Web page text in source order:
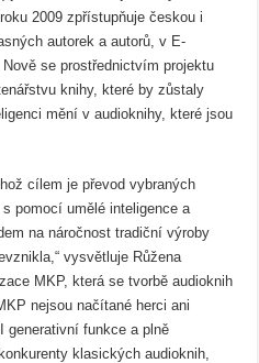
2009 zpřístupňuje českou i
autorek a autorů, v E-
se prostřednictvím projektu
knihy, které by zůstaly
mění v audioknihy, které jsou
cílem je převod vybraných
pomocí umělé inteligence a
na náročnost tradiční výroby
vysvětluje Růžena
MKP, která se tvorbě audioknih
nejsou načítané herci ani
generativní funkce a plně
klasických audioknih,